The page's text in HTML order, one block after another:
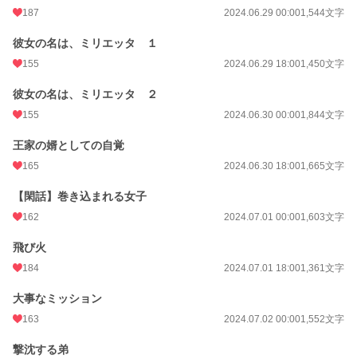
187 2024.06.29 00:001,544文字
彼女の名は、ミリエッタ １
155 2024.06.29 18:001,450文字
彼女の名は、ミリエッタ ２
155 2024.06.30 00:001,844文字
王家の婿としての自覚
165 2024.06.30 18:001,665文字
【閑話】巻き込まれる女子
162 2024.07.01 00:001,603文字
飛び火
184 2024.07.01 18:001,361文字
大事なミッション
163 2024.07.02 00:001,552文字
撃沈する弟